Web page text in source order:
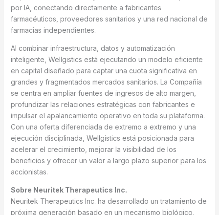
por IA, conectando directamente a fabricantes
farmacéuticos, proveedores sanitarios y una red nacional de
farmacias independientes.
Al combinar infraestructura, datos y automatización
inteligente, Wellgistics está ejecutando un modelo eficiente
en capital diseñado para captar una cuota significativa en
grandes y fragmentados mercados sanitarios. La Compañía
se centra en ampliar fuentes de ingresos de alto margen,
profundizar las relaciones estratégicas con fabricantes e
impulsar el apalancamiento operativo en toda su plataforma.
Con una oferta diferenciada de extremo a extremo y una
ejecución disciplinada, Wellgistics está posicionada para
acelerar el crecimiento, mejorar la visibilidad de los
beneficios y ofrecer un valor a largo plazo superior para los
accionistas.
Sobre Neuritek Therapeutics Inc.
Neuritek Therapeutics Inc. ha desarrollado un tratamiento de
próxima generación basado en un mecanismo biológico,